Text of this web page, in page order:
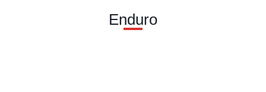
Enduro